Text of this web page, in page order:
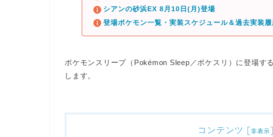
シアンの砂浜EX 8月10日(月)登場
登場ポケモン一覧・実装スケジュール＆過去実装履
ポケモンスリープ（Pokémon Sleep／ポケスリ）に登場す
します。
コンテンツ [非表示]